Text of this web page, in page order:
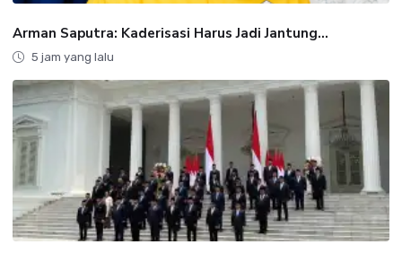
Arman Saputra: Kaderisasi Harus Jadi Jantung...
5 jam yang lalu